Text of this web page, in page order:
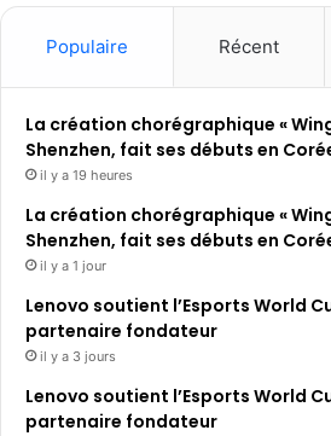
Populaire Récent
La création chorégraphique «
Shenzhen, fait ses débuts en
il y a 19 heures
La création chorégraphique «
Shenzhen, fait ses débuts en
il y a 1 jour
Lenovo soutient l’Esports World
partenaire fondateur
il y a 3 jours
Lenovo soutient l’Esports World
partenaire fondateur